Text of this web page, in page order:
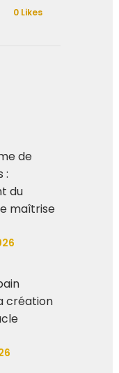
0Likes
de
:
du
maîtrise
création